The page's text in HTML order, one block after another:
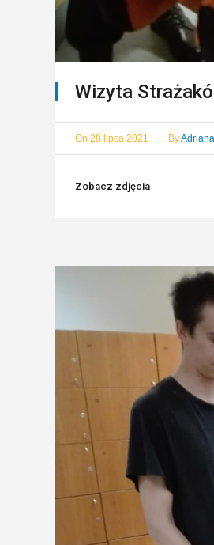
Wizyta
On 28 lipca 2021 By
Zobacz zdjęcia